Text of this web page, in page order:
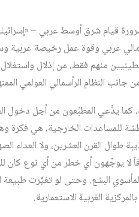
قيام شرق أوسط عربي –
عربي وقوة عمل رخيصة عربية
منهم فقط، من إذلال
جانب النظام الرأسمالي العولمي
كما يدَّعي المطبِّعون من أجل دخول
للمساعدات الخارجية، هي فكرة
طوال القرن العشرين، ولا العداء
لا يوجِّهون أي خطر من أي نوع
البشع. وحتى لو تغيَّرت طبيعة
الغربية الاستعمارية.